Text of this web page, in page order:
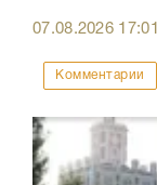
07.08.2026 17:01
Комментарии